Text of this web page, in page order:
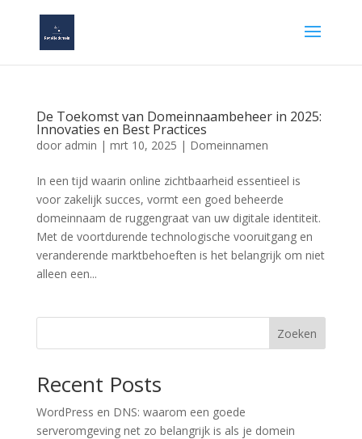
De Toekomst van Domeinnaambeheer in 2025:
Innovaties en Best Practices
door admin | mrt 10, 2025 | Domeinnamen
In een tijd waarin online zichtbaarheid essentieel is
voor zakelijk succes, vormt een goed beheerde
domeinnaam de ruggengraat van uw digitale identiteit.
Met de voortdurende technologische vooruitgang en
veranderende marktbehoeften is het belangrijk om niet
alleen een...
Zoeken
Recent Posts
WordPress en DNS: waarom een goede
serveromgeving net zo belangrijk is als je domein